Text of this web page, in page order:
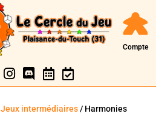
Compte
Jeux intermédiaires/ Harmonies